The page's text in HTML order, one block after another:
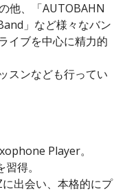
他、「AUTOBAHN
」など様々なバン
イブを中心に精力的
スンなども行ってい
Player。
得。
出会い、本格的にプ